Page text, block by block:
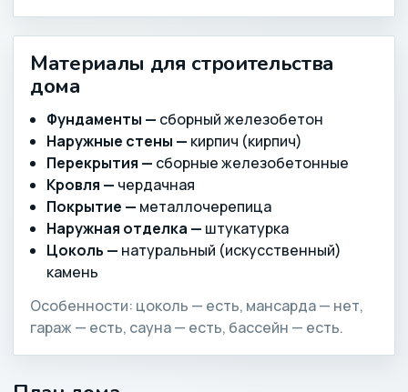
Материалы для строительства
дома
Фундаменты — сборный железобетон
Наружные стены — кирпич (кирпич)
Перекрытия — сборные железобетонные
Кровля — чердачная
Покрытие — металлочерепица
Наружная отделка — штукатурка
Цоколь — натуральный (искусственный)
камень
Особенности: цоколь — есть, мансарда — нет,
гараж — есть, сауна — есть, бассейн — есть.